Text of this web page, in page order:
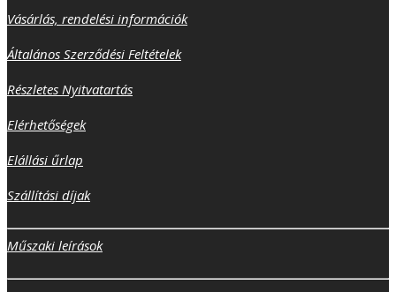
Vásárlás, rendelési információk
Általános Szerződési Feltételek
Részletes Nyitvatartás
Elérhetőségek
Elállási űrlap
Szállítási díjak
Műszaki leírások